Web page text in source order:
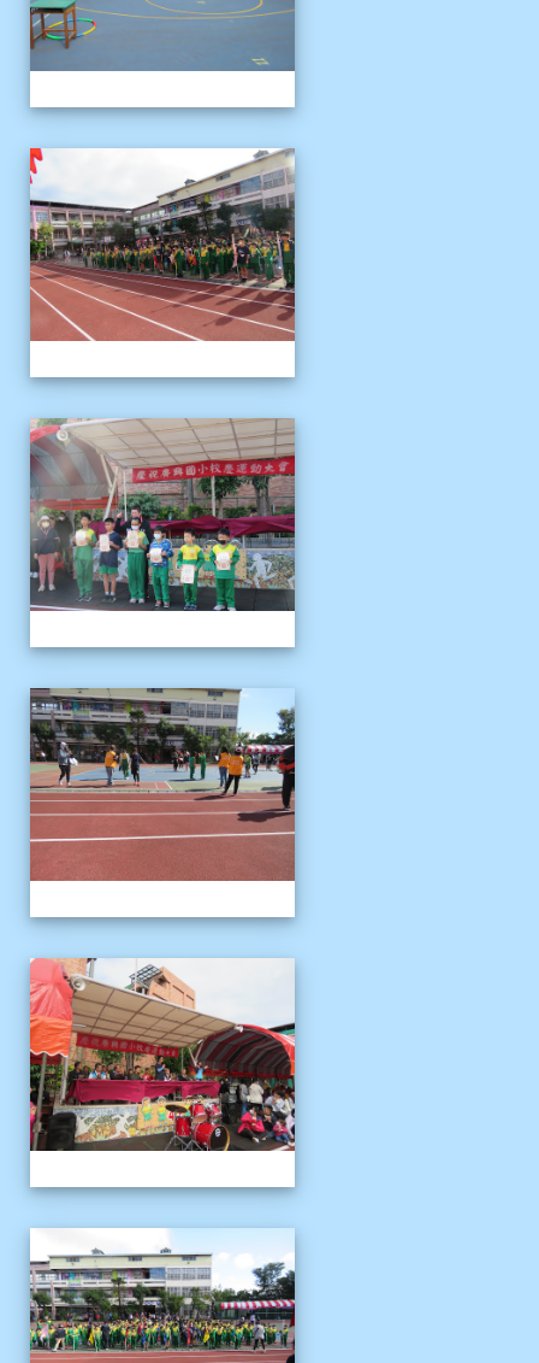
1121125運動會
1121125運動會